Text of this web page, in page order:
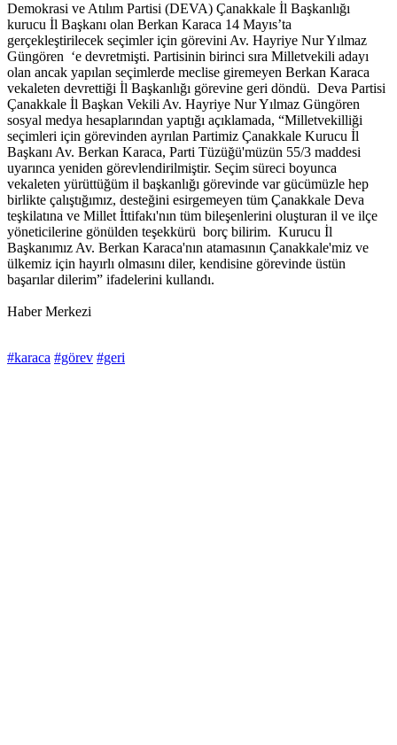
Demokrasi ve Atılım Partisi (DEVA) Çanakkale İl Başkanlığı
kurucu İl Başkanı olan Berkan Karaca 14 Mayıs’ta
gerçekleştirilecek seçimler için görevini Av. Hayriye Nur Yılmaz
Güngören ‘e devretmişti. Partisinin birinci sıra Milletvekili adayı
olan ancak yapılan seçimlerde meclise giremeyen Berkan Karaca
vekaleten devrettiği İl Başkanlığı görevine geri döndü. Deva Partisi
Çanakkale İl Başkan Vekili Av. Hayriye Nur Yılmaz Güngören
sosyal medya hesaplarından yaptığı açıklamada, “Milletvekilliği
seçimleri için görevinden ayrılan Partimiz Çanakkale Kurucu İl
Başkanı Av. Berkan Karaca, Parti Tüzüğü'müzün 55/3 maddesi
uyarınca yeniden görevlendirilmiştir. Seçim süreci boyunca
vekaleten yürüttüğüm il başkanlığı görevinde var gücümüzle hep
birlikte çalıştığımız, desteğini esirgemeyen tüm Çanakkale Deva
teşkilatına ve Millet İttifakı'nın tüm bileşenlerini oluşturan il ve ilçe
yöneticilerine gönülden teşekkürü borç bilirim. Kurucu İl
Başkanımız Av. Berkan Karaca'nın atamasının Çanakkale'miz ve
ülkemiz için hayırlı olmasını diler, kendisine görevinde üstün
başarılar dilerim” ifadelerini kullandı.
Haber Merkezi
#karaca #görev #geri